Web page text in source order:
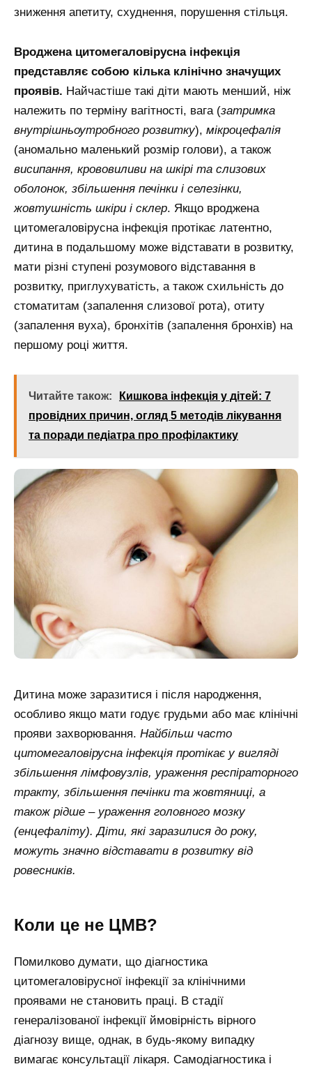
зниження апетиту, схуднення, порушення стільця.
Вроджена цитомегаловірусна інфекція
представляє собою кілька клінічно значущих
проявів. Найчастіше такі діти мають менший, ніж
належить по терміну вагітності, вага (затримка
внутрішньоутробного розвитку), мікроцефалія
(аномально маленький розмір голови), а також
висипання, крововиливи на шкірі та слизових
оболонок, збільшення печінки і селезінки,
жовтушність шкіри і склер. Якщо вроджена
цитомегаловірусна інфекція протікає латентно,
дитина в подальшому може відставати в розвитку,
мати різні ступені розумового відставання в
розвитку, приглухуватість, а також схильність до
стоматитам (запалення слизової рота), отиту
(запалення вуха), бронхітів (запалення бронхів) на
першому році життя.
Читайте також:
Кишкова інфекція у дітей: 7
провідних причин, огляд 5 методів лікування
та поради педіатра про профілактику
Дитина може заразитися і після народження,
особливо якщо мати годує грудьми або має клінічні
прояви захворювання. Найбільш часто
цитомегаловірусна інфекція протікає у вигляді
збільшення лімфовузлів, ураження респіраторного
тракту, збільшення печінки та жовтяниці, а
також рідше – ураження головного мозку
(енцефаліту). Діти, які заразилися до року,
можуть значно відставати в розвитку від
ровесників.
Коли це не ЦМВ?
Помилково думати, що діагностика
цитомегаловірусної інфекції за клінічними
проявами не становить праці. В стадії
генералізованої інфекції ймовірність вірного
діагнозу вище, однак, в будь-якому випадку
вимагає консультації лікаря. Самодіагностика і